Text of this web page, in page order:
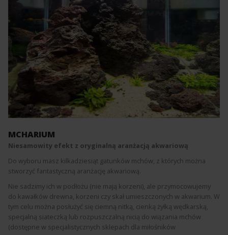
MCHARIUM
Niesamowity efekt z oryginalną aranżacją akwariową
Do wyboru masz kilkadziesiąt gatunków mchów, z których można
stworzyć fantastyczną aranżację akwariową.
Nie sadzimy ich w podłożu (nie mają korzeni), ale przymocowujemy
do kawałków drewna, korzeni czy skał umieszczonych w akwarium. W
tym celu można posłużyć się ciemną nitką, cienką żyłką wędkarską,
specjalną siateczką lub rozpuszczalną nicią do wiązania mchów
(dostępne w specjalistycznych sklepach dla miłośników